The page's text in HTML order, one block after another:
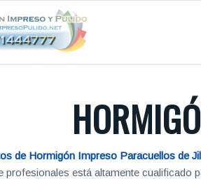
de Hormigón Impreso Paracuellos de
profesionales está altamente cualificado